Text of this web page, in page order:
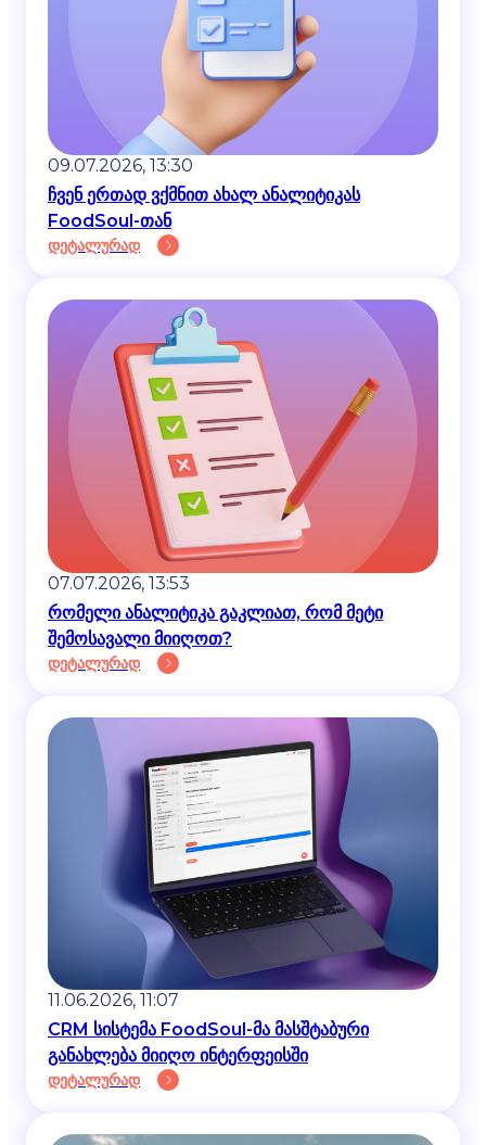
09.07.2026, 13:30
ჩვენ ერთად ვქმნით ახალ ანალიტიკას
FoodSoul-თან
დეტალურად
07.07.2026, 13:53
რომელი ანალიტიკა გაკლიათ, რომ მეტი
შემოსავალი მიიღოთ?
დეტალურად
11.06.2026, 11:07
CRM სისტემა FoodSoul-მა მასშტაბური
განახლება მიიღო ინტერფეისში
დეტალურად